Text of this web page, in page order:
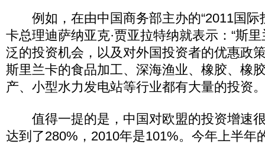
例如，在由中国商务部主办的“2011国际
卡总理迪萨纳亚克·贾亚拉特纳就表示：“斯
泛的投资机会，以及对外国投资者的优惠政
斯里兰卡的食品加工、深海渔业、橡胶、橡
产、小型水力发电站等行业都有大量的投资
值得一提的是，中国对欧盟的投资增速
达到了280%，2010年是101%。今年上半年